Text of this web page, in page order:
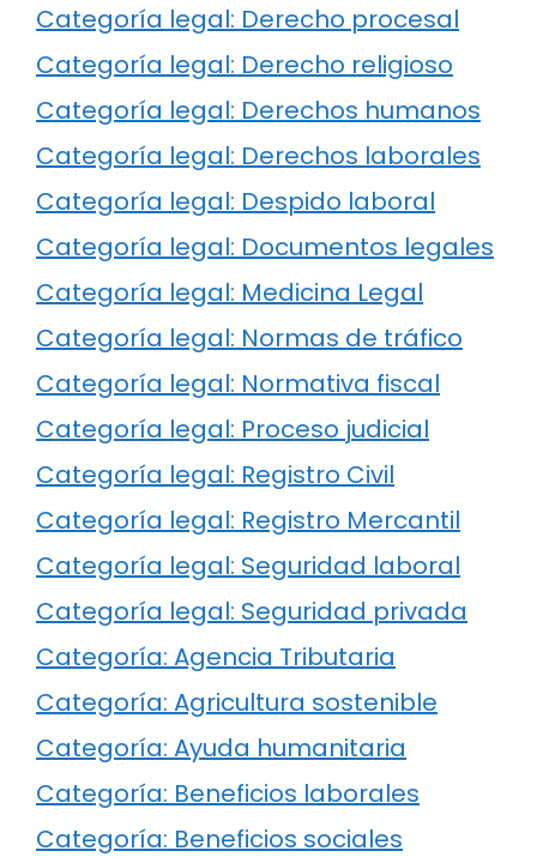
Categoría legal: Derecho procesal
Categoría legal: Derecho religioso
Categoría legal: Derechos humanos
Categoría legal: Derechos laborales
Categoría legal: Despido laboral
Categoría legal: Documentos legales
Categoría legal: Medicina Legal
Categoría legal: Normas de tráfico
Categoría legal: Normativa fiscal
Categoría legal: Proceso judicial
Categoría legal: Registro Civil
Categoría legal: Registro Mercantil
Categoría legal: Seguridad laboral
Categoría legal: Seguridad privada
Categoría: Agencia Tributaria
Categoría: Agricultura sostenible
Categoría: Ayuda humanitaria
Categoría: Beneficios laborales
Categoría: Beneficios sociales